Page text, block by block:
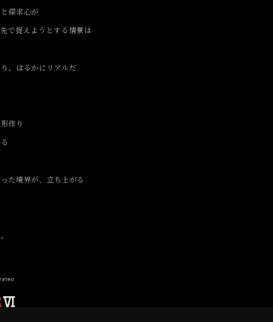
探求心が
で捉えようとする情景は
、 はるかにリアルだ
作り
た境界が、 立ち上がる